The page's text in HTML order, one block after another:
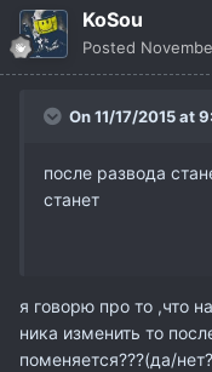
KoSou
Posted
On 11/17/2015 at
после развода
станет
я говорю про то ,что
ника изменить то
поменяется???(да/